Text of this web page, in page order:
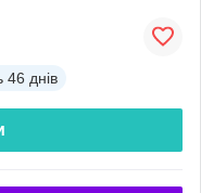
46 днів